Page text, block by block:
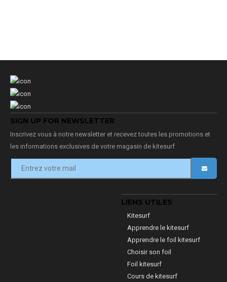
SIGN UP FOR NEWSLETTER
Inscrivez vous à notre newsletter et recevez toutes les promotions et
les informations exclusives de votre magasin de kitesurf
LIENS UTILES
Kitesurf
Apprendre le kitesurf
Apprendre le foil kitesurf
Choisir son foil
Foil kitesurf
Cours de kitesurf